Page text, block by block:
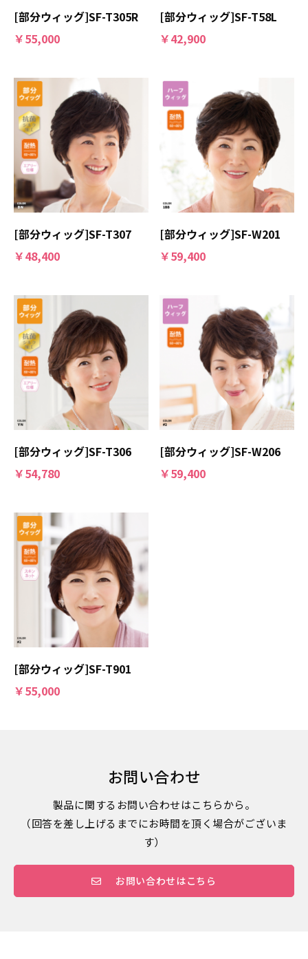
[部分ウィッグ]SF-T305R
￥55,000
[部分ウィッグ]SF-T58L
￥42,900
[部分ウィッグ]SF-T307
￥48,400
[部分ウィッグ]SF-W201
￥59,400
[部分ウィッグ]SF-T306
￥54,780
[部分ウィッグ]SF-W206
￥59,400
[部分ウィッグ]SF-T901
￥55,000
お問い合わせ
製品に関するお問い合わせはこちらから。
（回答を差し上げるまでにお時間を頂く場合がございま
す）
お問い合わせはこちら